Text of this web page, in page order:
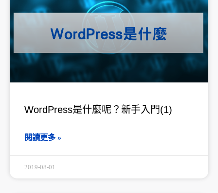
WordPress是什麼呢？新手入門(1)
閱讀更多 »
2019-08-01
面 面 面 面